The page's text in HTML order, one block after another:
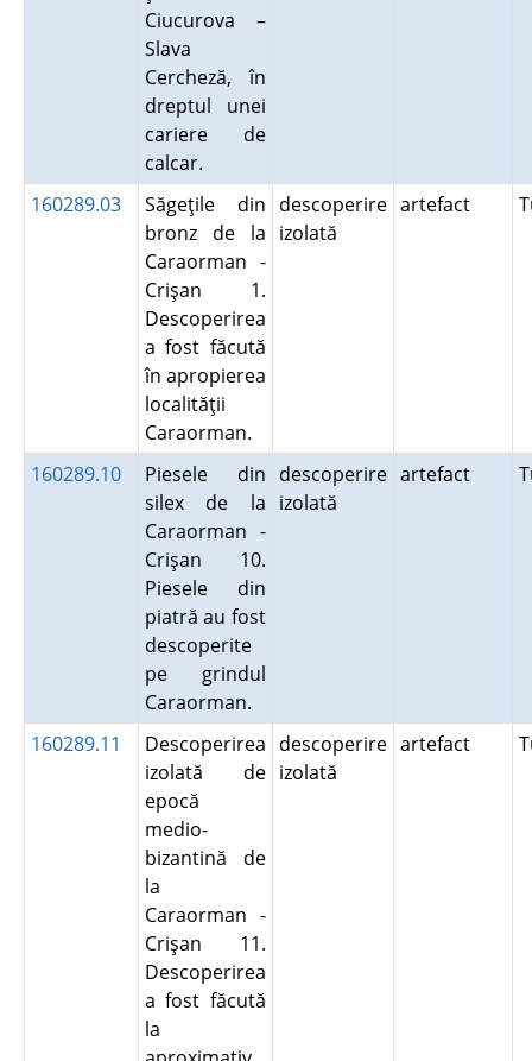
Ciucurova –
Slava
Cercheză, în
dreptul unei
cariere de
calcar.
160289.03
Săgeţile din
bronz de la
Caraorman -
Crişan 1.
Descoperirea
a fost făcută
în apropierea
localităţii
Caraorman.
descoperire
izolată
artefact
160289.10
Piesele din
silex de la
Caraorman -
Crişan 10.
Piesele din
piatră au fost
descoperite
pe grindul
Caraorman.
descoperire
izolată
artefact
160289.11
Descoperirea
izolată de
epocă
medio-
bizantină de
la
Caraorman -
Crişan 11.
Descoperirea
a fost făcută
la
descoperire
izolată
artefact